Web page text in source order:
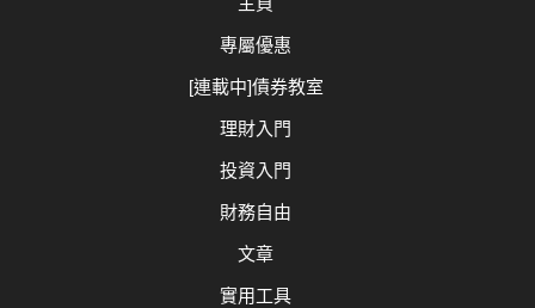
專屬優惠
[連載中]債券教室
理財入門
投資入門
財務自由
文章
實用工具